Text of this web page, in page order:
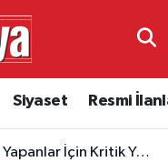
Siyaset Resmi
İçin Kritik Yaş Şartları